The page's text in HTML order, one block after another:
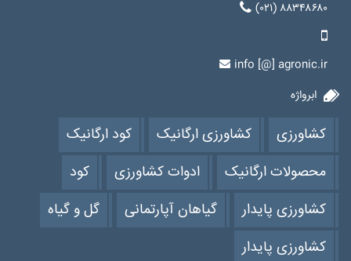
(۰۲۱) ۸۸۳۴۸۶۸۰
info [@] agronic.ir
ابرواژه
کشاورزی کشاورزی ارگانیک
کود ارگانیک
محصولات ارگانیک
ادوات کشاورزی
کود
کشاورزی پایدار
گیاهان آپارتمانی
گل و گیاه
کشاورزی پایدار